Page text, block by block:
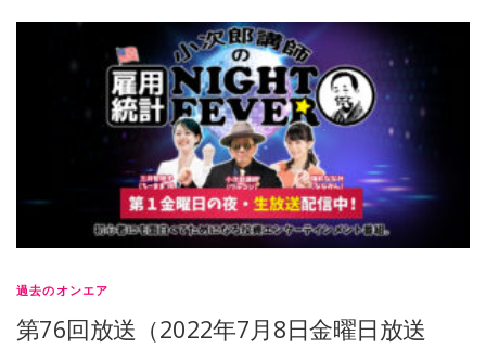
過去のオンエア
第76回放送（2022年7月8日金曜日放送